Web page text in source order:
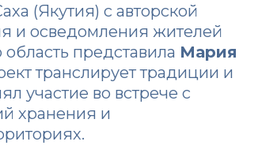
(Якутия) с авторской
и осведомления жителей
представила Мария
транслирует традиции и
участие во встрече с
хранения и